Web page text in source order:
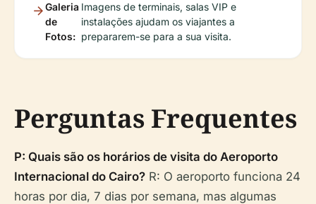
Galeria
de
Fotos:
Imagens de terminais, salas VIP e
instalações ajudam os viajantes a
prepararem-se para a sua visita.
Perguntas Frequentes
P: Quais são os horários de visita do Aeroporto
Internacional do Cairo? R: O aeroporto funciona 24
horas por dia, 7 dias por semana, mas algumas